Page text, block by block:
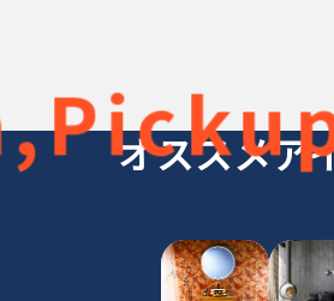
オススメア